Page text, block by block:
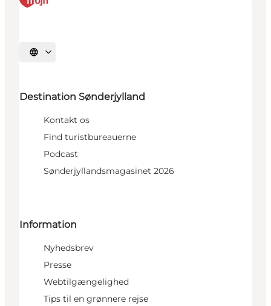
Vælg sprog
Destination Sønderjylland
Kontakt os
Find turistbureauerne
Podcast
Sønderjyllandsmagasinet 2026
Information
Nyhedsbrev
Presse
Webtilgængelighed
Tips til en grønnere rejse